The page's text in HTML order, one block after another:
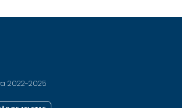
2022-2025